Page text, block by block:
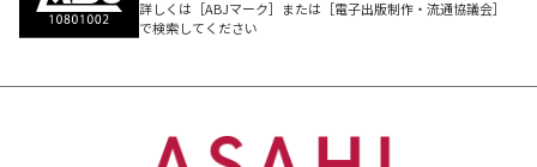
詳しくは［ABJマーク］または［電子出版制作・流通協議会］
で検索してください